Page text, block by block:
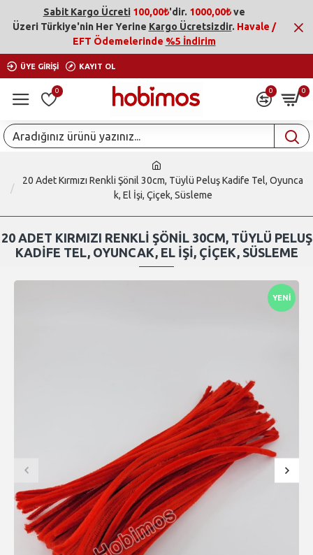
Sabit Kargo Ücreti 100,00₺'dir. 1000,00₺ve
Üzeri Türkiye'nin Her Yerine Kargo Ücretsizdir. Havale /
EFT Ödemelerinde %5 İndirim
ÜYE GIRIŞI KAYIT OL
0 0 0
20 Adet Kırmızı Renkli Şönil 30cm, Tüylü Peluş Kadife Tel, Oyunca
k, El İşi, Çiçek, Süsleme
20 ADET KIRMIZI RENKLI ŞÖNIL 30CM, TÜYLÜ PELUŞ
KADIFE TEL, OYUNCAK, EL İŞI, ÇIÇEK, SÜSLEME
YENI